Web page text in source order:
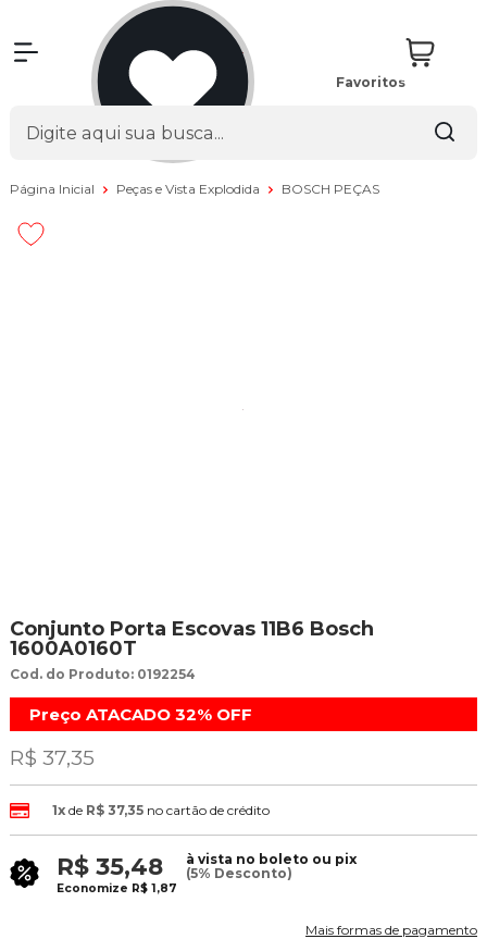
Favoritos
Página Inicial Peças e Vista Explodida BOSCH PEÇAS
Conjunto Porta Escovas 11B6 Bosch
1600A0160T
Cod. do Produto: 0192254
Preço ATACADO 32% OFF
R$ 37,35
1xde R$ 37,35 no cartão de crédito
R$ 35,48
à vista no boleto ou pix
(5% Desconto)
Economize R$ 1,87
Mais formas de pagamento